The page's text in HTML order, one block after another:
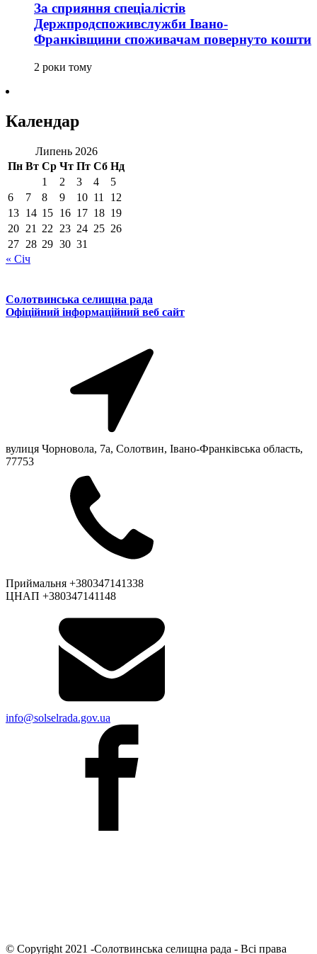
За сприяння спеціалістів
Держпродспоживслужби Івано-
Франківщини споживачам повернуто кошти
2 роки тому
Календар
Липень 2026
Пн Вт Ср Чт Пт Сб Нд
1
2 3 4
5
6
7 8 9 10 11
12
13 14 15 16 17 18 19
20 21 22 23 24 25 26
27 28 29 30 31
« Січ
Солотвинська селищна рада
Офіційний інформаційний веб сайт
вулиця Чорновола, 7a, Солотвин, Івано-Франківська область,
77753
Приймальня +380347141338
ЦНАП +380347141148
info@solselrada.gov.ua
© Copyright 2021 -Солотвинська селищна рада - Всі права